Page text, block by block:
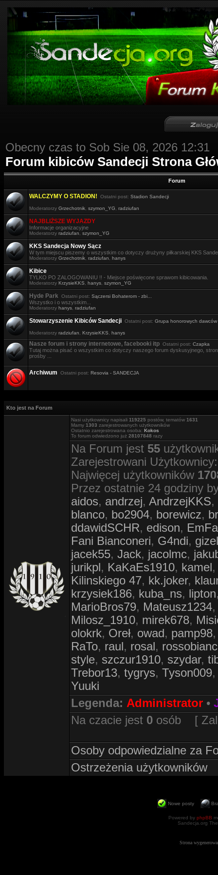
Obecny czas to Sob Sie 08, 2026 12:31
Forum kibiców Sandecji Strona
Forum
WALCZYMY O STADION! Ostatni post: Stadion Sandecji
Moderatorzy Grzechotnik szymon_YG radziufan
NAJBLIŻSZE WYJAZDY
Informacje organizacyjne
Moderatorzy radziufan szymon_YG
KKS Sandecja Nowy Sącz
W tym miejscu piszemy o wszystkim co dotyczy drużyny piłkarskiej KKS
Moderatorzy Grzechotnik radziufan hanys
Kibice
TYLKO PO ZALOGOWANIU !! - Miejsce poświęcone sprawom kibicowania.
Moderatorzy KrzysieKKS hanys szymon_YG
Hyde Park Ostatni post: Sączersi Bohaterom - zbi...
Wszystko i o wszystkim...
Moderatorzy hanys radziufan
Stowarzyszenie Kibiców Sandecji Ostatni post: Grupa honorowych dawców
Moderatorzy radziufan KrzysieKKS hanys
Nasze forum i strony internetowe, facebooki itp Ostatni post: Czapka
Tutaj można pisać o wszystkim co dotyczy naszego forum dyskusyjnego,
prośby ...
Archiwum Ostatni post: Resovia - SANDECJA
Kto jest na Forum
Nasi użytkownicy napisali 119225 postów, tematów 1631
Mamy 1303 zarejestrowanych użytkowników
Ostatnio zarejestrowana osoba: Kokos
To forum odwiedzono już 28107848 razy
Na Forum jest 55
Zarejestrowani
Najwięcej użytkowników
Przez ostatnie 24 godziny
aidos, andrzej, AndrzejKKS,
blanco, bo2904, borewicz,
ddawidSCHR, edison,
Fani Bianconeri, G4ndi,
jacek55, Jack, jacolmc,
jurikpl, KaKaEs1910, kamel
Kilinskiego 47, kk.joker,
krzysiek186, kuba_ns, lipton
MarioBros79, Mateusz1234
Milosz_1910, mirek678,
olokrk, Oreł, owad, pamp98
RaTo, raul, rosal,
style, szczur1910, szydar,
Trebor13, tygrys, Tyson009
Yuuki
Legenda: Administrator •
Na czacie jest 0 osób [
Osoby odpowiedzialne za
Ostrzeżenia użytkowników
Nowe posty
Powered by phpBB
Sandecja.org
Strona